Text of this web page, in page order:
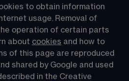
to obtain information
usage. Removal of
operation of certain parts
about cookies and how to
of this page are reproduced
shared by Google and used
in the Creative